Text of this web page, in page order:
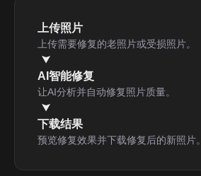
上传照片
上传需要修复的老照片或受损照片。
AI智能修复
让AI分析并自动修复照片质量。
下载结果
预览修复效果并下载修复后的新照片。